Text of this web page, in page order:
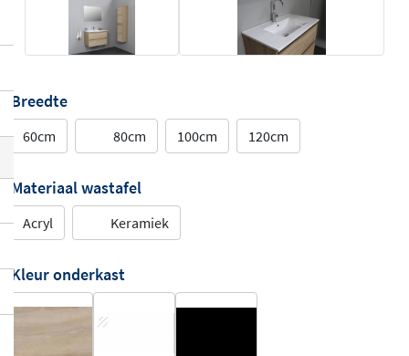
Breedte
60cm 80cm 100cm 120cm
Materiaal wastafel
Acryl Keramiek
Kleur onderkast